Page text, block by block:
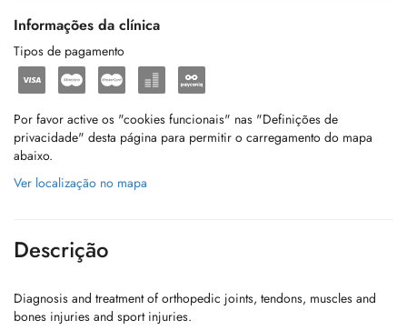
Informações da clínica
Tipos de pagamento
Por favor active os "cookies funcionais" nas "Definições de
privacidade" desta página para permitir o carregamento do mapa
abaixo.
Ver localização no mapa
Descrição
Diagnosis and treatment of orthopedic joints, tendons, muscles and
bones injuries and sport injuries.